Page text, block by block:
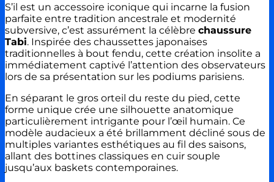
S’il est un accessoire iconique qui incarne la fusion
parfaite entre tradition ancestrale et modernité
subversive, c’est assurément la célèbre chaussure
Tabi. Inspirée des chaussettes japonaises
traditionnelles à bout fendu, cette création insolite a
immédiatement captivé l’attention des observateurs
lors de sa présentation sur les podiums parisiens.
En séparant le gros orteil du reste du pied, cette
forme unique crée une silhouette anatomique
particulièrement intrigante pour l’œil humain. Ce
modèle audacieux a été brillamment décliné sous de
multiples variantes esthétiques au fil des saisons,
allant des bottines classiques en cuir souple
jusqu’aux baskets contemporaines.